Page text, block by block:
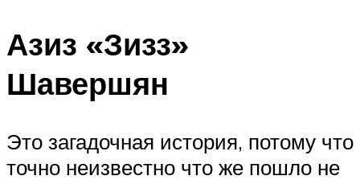
Азиз «Зизз»
Шавершян
Это загадочная история, потому что
точно неизвестно что же пошло не